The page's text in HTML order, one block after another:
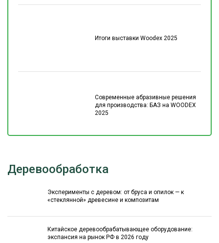
Итоги выставки Woodex 2025
Современные абразивные решения
для производства: БАЗ на WOODEX
2025
Деревообработка
Эксперименты с деревом: от бруса и опилок — к
«стеклянной» древесине и композитам
Китайское деревообрабатывающее оборудование:
экспансия на рынок РФ в 2026 году